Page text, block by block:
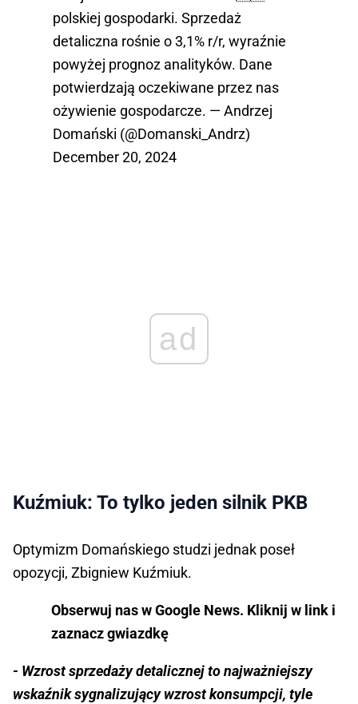
polskiej gospodarki. Sprzedaż
detaliczna rośnie o 3,1% r/r, wyraźnie
powyżej prognoz analityków. Dane
potwierdzają oczekiwane przez nas
ożywienie gospodarcze. — Andrzej
Domański (@Domanski_Andrz)
December 20, 2024
ad
Kuźmiuk: To tylko jeden silnik PKB
Optymizm Domańskiego studzi jednak poseł
opozycji, Zbigniew Kuźmiuk.
Obserwuj nas w Google News. Kliknij w link i
zaznacz gwiazdkę
- Wzrost sprzedaży detalicznej to najważniejszy
wskaźnik sygnalizujący wzrost konsumpcji, tyle